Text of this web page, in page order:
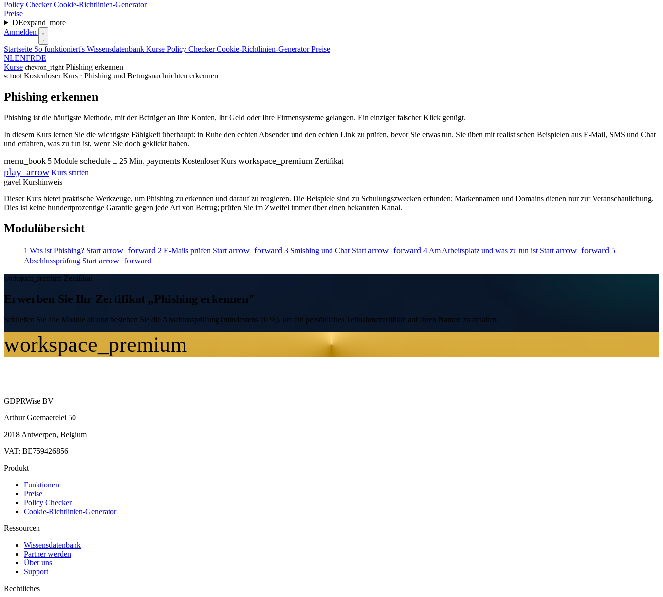
Policy CheckerCookie-Richtlinien-Generator
Preise
DEexpand_more
Anmelden
Startseite So funktioniert's Wissensdatenbank Kurse Policy CheckerCookie-Richtlinien-GeneratorPreise
NLENFRDE
Kurse chevron_right Phishing erkennen
school Kostenloser Kurs · Phishing und Betrugsnachrichten erkennen
Phishing erkennen
Phishing ist die häufigste Methode, mit der Betrüger an Ihre Konten, Ihr Geld oder Ihre Firmensysteme gelangen. Ein einziger falscher Klick genügt.
In diesem Kurs lernen Sie die wichtigste Fähigkeit überhaupt: in Ruhe den echten Absender und den echten Link zu prüfen, bevor Sie etwas tun. Sie üben mit realistischen Beispielen aus E-Mail, SMS und Chat
und erfahren, was zu tun ist, wenn Sie doch geklickt haben.
menu_book 5 Module schedule ± 25 Min. payments Kostenloser Kurs workspace_premium Zertifikat
play_arrow Kurs starten
gavel Kurshinweis
Dieser Kurs bietet praktische Werkzeuge, um Phishing zu erkennen und darauf zu reagieren. Die Beispiele sind zu Schulungszwecken erfunden; Markennamen und Domains dienen nur zur Veranschaulichung.
Dies ist keine hundertprozentige Garantie gegen jede Art von Betrug; prüfen Sie im Zweifel immer über einen bekannten Kanal.
Modulübersicht
1 Was ist Phishing? Start arrow_forward 2 E-Mails prüfen Start arrow_forward 3 Smishing und Chat Start arrow_forward 4 Am Arbeitsplatz und was zu tun ist Start arrow_forward 5
Abschlussprüfung Start arrow_forward
workspace_premium Zertifikat
Erwerben Sie Ihr Zertifikat „Phishing erkennen"
Schließen Sie alle Module ab und bestehen Sie die Abschlussprüfung (mindestens 70 %), um ein persönliches Teilnahmezertifikat auf Ihren Namen zu erhalten.
workspace_premium
GDPRWise BV
Arthur Goemaerelei 50
2018 Antwerpen, Belgium
VAT: BE759426856
Produkt
Funktionen
Preise
Policy Checker
Cookie-Richtlinien-Generator
Ressourcen
Wissensdatenbank
Partner werden
Über uns
Support
Rechtliches